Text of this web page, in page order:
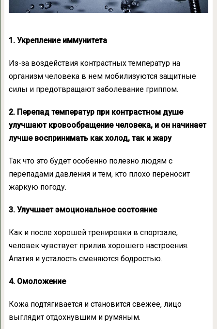
1. Укрепление иммунитета
Из-за воздействия контрастных температур на
организм человека в нем мобилизуются защитные
силы и предотвращают заболевание гриппом.
2. Перепад температур при контрастном душе
улучшают кровообращение человека, и он начинает
лучше воспринимать как холод, так и жару
Так что это будет особенно полезно людям с
перепадами давления и тем, кто плохо переносит
жаркую погоду.
3. Улучшает эмоциональное состояние
Как и после хорошей тренировки в спортзале,
человек чувствует прилив хорошего настроения.
Апатия и усталость сменяются бодростью.
4. Омоложение
Кожа подтягивается и становится свежее, лицо
выглядит отдохнувшим и румяным.